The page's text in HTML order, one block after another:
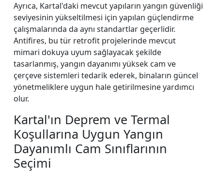
Ayrıca, Kartal'daki mevcut yapıların yangın güvenliği
seviyesinin yükseltilmesi için yapılan güçlendirme
çalışmalarında da aynı standartlar geçerlidir.
Antifires, bu tür retrofit projelerinde mevcut
mimari dokuya uyum sağlayacak şekilde
tasarlanmış, yangın dayanımı yüksek cam ve
çerçeve sistemleri tedarik ederek, binaların güncel
yönetmeliklere uygun hale getirilmesine yardımcı
olur.
Kartal'ın Deprem ve Termal
Koşullarına Uygun Yangın
Dayanımlı Cam Sınıflarının
Seçimi